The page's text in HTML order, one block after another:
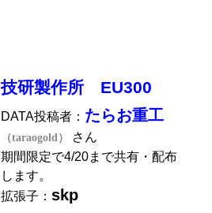
技研製作所 EU300
DATA投稿者： たらお重工
（taraogold）
さん
期間限定で4/20まで共有・配布
します。
拡張子：skp